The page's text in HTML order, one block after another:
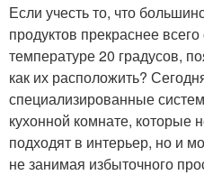
Если учесть то, что
продуктов прекраснее
температуре 20 градусов,
как их расположить?
специализированные
кухонной комнате, которые
подходят в интерьер, но и
не занимая избыточного